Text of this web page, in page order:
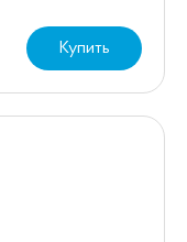
Купить